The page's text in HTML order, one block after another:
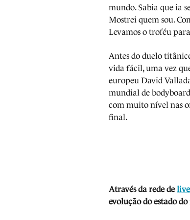
mundo. Sabia que ia
Mostrei quem sou.
Levamos o troféu
Antes do duelo
vida fácil, uma vez
europeu David
mundial de
com muito nível nas
final.
Através da rede de
evolução do estado